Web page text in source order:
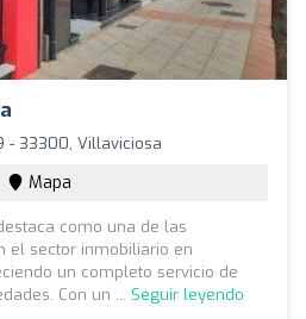
- 33300, Villaviciosa
Mapa
como una de las
el sector inmobiliario en
un completo servicio de
Con un ... Seguir leyendo